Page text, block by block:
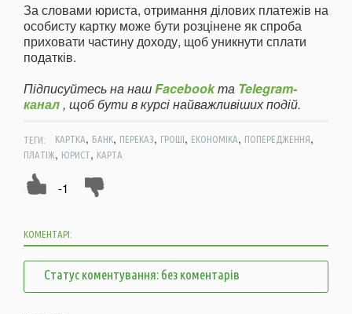
За словами юриста, отримання ділових платежів на
особисту картку може бути розцінене як спроба
приховати частину доходу, щоб уникнути сплати
податків.
Підписуйтесь на нашFacebookта Telegram-
канал, щоб бути в курсі найважливіших подій.
ТЕГИ: КАРТКА, БАНК, ПЕРЕКАЗ, ГРОШІ, ЕКОНОМІКА, ПОПЕРЕДЖЕННЯ,
ПЛАТІЖ, ЮРИСТ, КАРТА
-1
КОМЕНТАРІ:
Статус коментування: без коментарів